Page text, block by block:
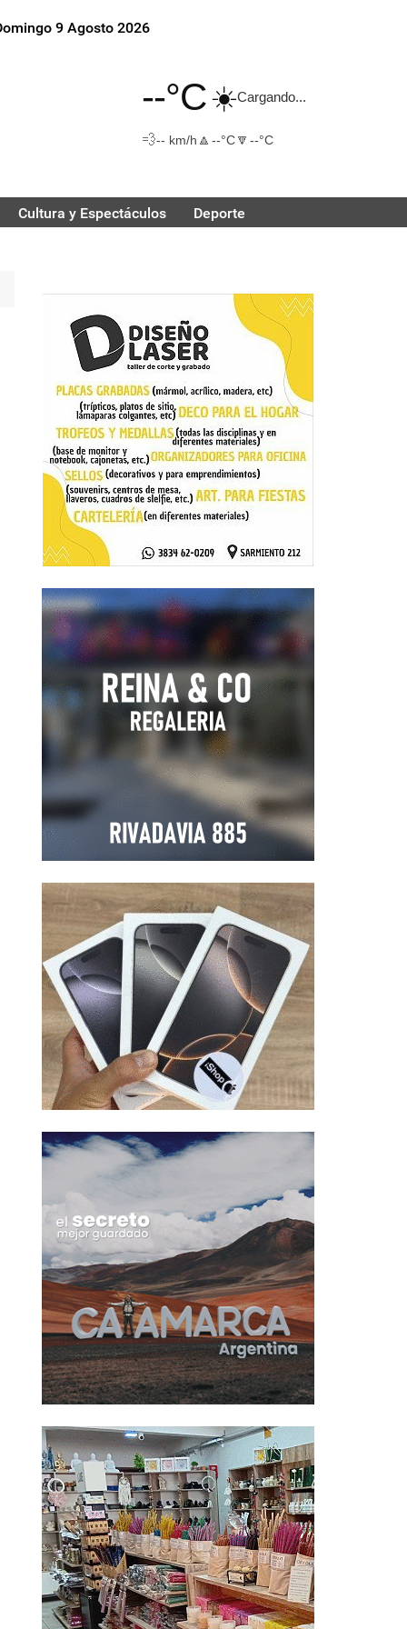
9 Agosto 2026
--°C☀️Cargando...
💨-- km/h 🔼 --°C🔽 --°C
Cultura y Espectáculos Deporte